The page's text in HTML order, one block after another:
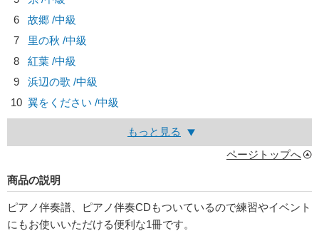
6
故郷 /中級
7
里の秋 /中級
8
紅葉 /中級
9
浜辺の歌 /中級
10 翼をください /中級
もっと見る
ページトップへ
商品の説明
ピアノ伴奏譜、ピアノ伴奏CDもついているので練習やイベント
にもお使いいただける便利な1冊です。